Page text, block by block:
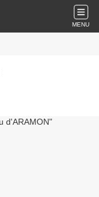
MENU